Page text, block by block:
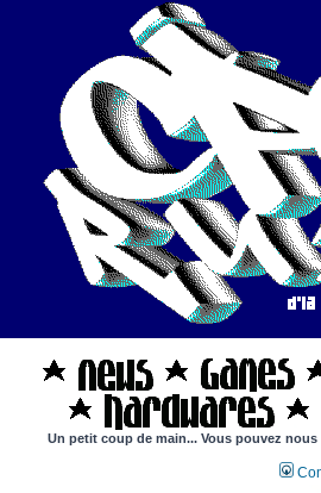
Un petit coup de main... Vous pouvez